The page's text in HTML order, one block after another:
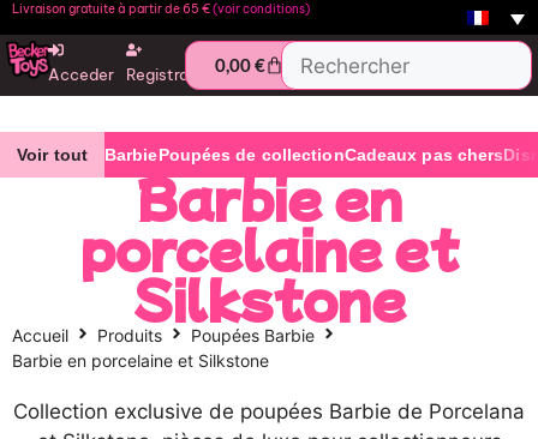
Livraison gratuite à partir de 65 €(voir conditions)
Acceder Registro 0,00€
Voir tout BarbiePoupées de collectionCadeaux pas chers
Barbie en
porcelaine et
Silkstone
Accueil Produits
Poupées Barbie
Barbie en porcelaine et Silkstone
Collection exclusive de poupées Barbie de Porcelana